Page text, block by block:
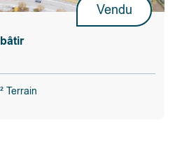
Vendu
Terrain